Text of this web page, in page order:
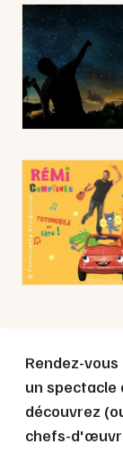
50 -
Choisir
Mon
Rendez-vous
un spectacle
découvrez
chefs-